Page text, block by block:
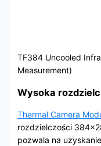
TF384 Uncooled
Measurement)
Wysoka
Thermal Camera
rozdzielczości
pozwala na